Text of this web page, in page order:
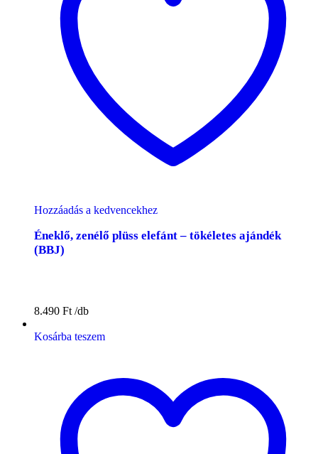
Hozzáadás a kedvencekhez
Éneklő, zenélő plüss elefánt – tökéletes ajándék
(BBJ)
8.490 Ft
Kosárba teszem